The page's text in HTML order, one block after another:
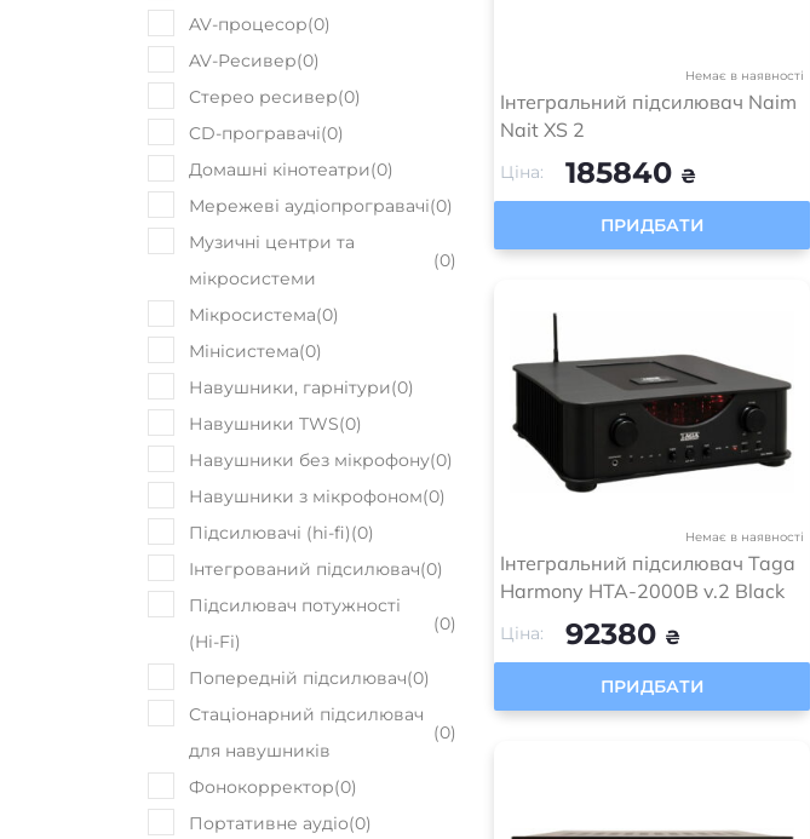
AV-процесор(0)
AV-Ресивер(0)
Стерео ресивер(0)
CD-програвачі(0)
Домашні кінотеатри(0)
Мережеві аудіопрогравачі(0)
Музичні центри та
мікросистеми
(0)
Мікросистема(0)
Мінісистема(0)
Навушники, гарнітури(0)
Навушники TWS(0)
Навушники без мікрофону(0)
Навушники з мікрофоном(0)
Підсилювачі (hi-fi)(0)
Інтегрований підсилювач(0)
Підсилювач потужності
(Hi-Fi)
(0)
Попередній підсилювач(0)
Стаціонарний підсилювач
для навушників
(0)
Фонокорректор(0)
Портативне аудіо(0)
Немає в наявності
Інтегральний підсилювач Naim
Nait XS 2
Ціна: 185840 ₴
ПРИДБАТИ
Немає в наявності
Інтегральний підсилювач Taga
Harmony HTA-2000B v.2 Black
Ціна: 92380 ₴
ПРИДБАТИ